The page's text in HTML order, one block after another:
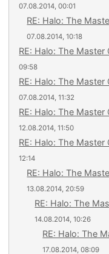
07.08.2014, 00:01
RE: Halo: The
07.08.2014, 10:18
RE: Halo: The Master
09:58
RE: Halo: The Master
07.08.2014, 11:32
RE: Halo: The Master
12.08.2014, 11:50
RE: Halo: The Master
12:14
RE: Halo: The
13.08.2014, 20:59
RE: Halo: The
14.08.2014, 10:26
RE: Halo: The
17.08.2014, 08:09